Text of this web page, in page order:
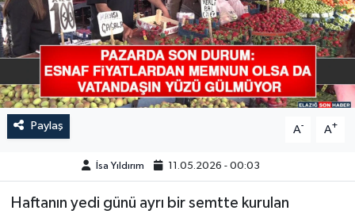
Paylaş A- A+
İsa Yıldırım 11.05.2026 - 00:03
Haftanın yedi günü ayrı bir semtte kurulan
MAGAZİN
MEDYA
ÖZEL HABER
POLİTİKA
SAĞLIK
SİYASET